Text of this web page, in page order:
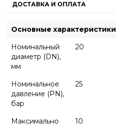
ДОСТАВКА И ОПЛАТА
Основные характеристики
Номинальный
диаметр (DN),
мм
20
Номинальное
давление (PN),
бар
25
Максимально
10